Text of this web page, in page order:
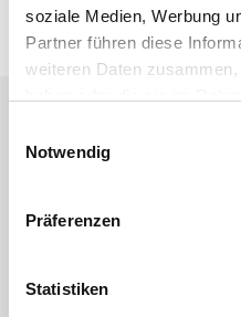
soziale Medien, Werbung
Partner führen diese
weiteren Daten
Notwendig
Präferenzen
Statistiken